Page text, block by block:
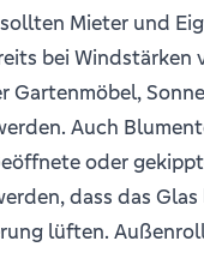
Mieter und
bei
Gartenmöbel,
Auch
oder
dass das
lüften.